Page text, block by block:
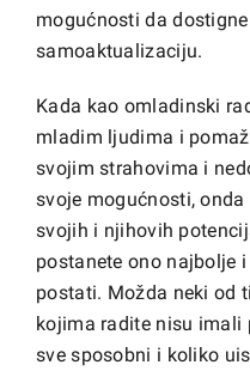
mogućnosti da
samoaktualizaciju.
Kada kao omladinski
mladim ljudima i
svojim strahovima i
svoje mogućnosti,
svojih i njihovih
postanete ono najbolje
postati. Možda neki od
kojima radite nisu imali
sve sposobni i koliko